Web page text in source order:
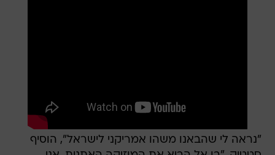
"נראה לי שהבאנו משהו אמריקני לישראל", הוסיף